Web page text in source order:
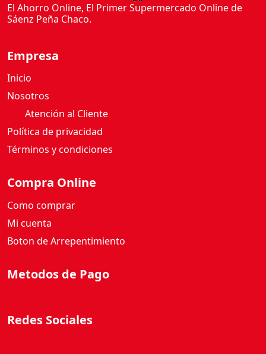
El Ahorro Online, El Primer Supermercado Online de
Sáenz Peña Chaco.
Empresa
Inicio
Nosotros
Atención al Cliente
Política de privacidad
Términos y condiciones
Compra Online
Como comprar
Mi cuenta
Boton de Arrepentimiento
Metodos de Pago
Redes Sociales